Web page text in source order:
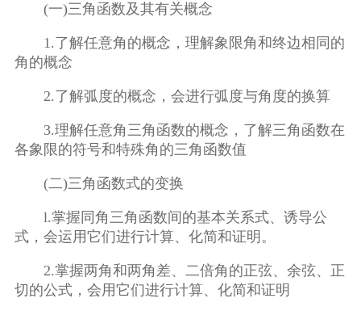
(一)三角函数及其有关概念
1.了解任意角的概念，理解象限角和终边相同的
角的概念
2.了解弧度的概念，会进行弧度与角度的换算
3.理解任意角三角函数的概念，了解三角函数在
各象限的符号和特殊角的三角函数值
(二)三角函数式的变换
l.掌握同角三角函数间的基本关系式、诱导公
式，会运用它们进行计算、化简和证明。
2.掌握两角和两角差、二倍角的正弦、余弦、正
切的公式，会用它们进行计算、化简和证明